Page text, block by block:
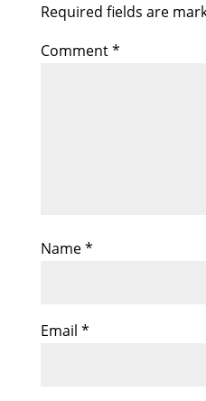
Required fields are
Comment*
Name*
Email *